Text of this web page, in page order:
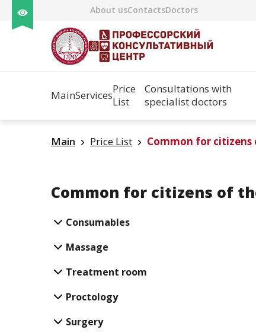
About usContactsDoctors
MainServicesPrice
List
Consultations with
specialist doctors
Main Price List Common for citizens
Common for citizens of
Consumables
Massage
Treatment room
Proctology
Surgery